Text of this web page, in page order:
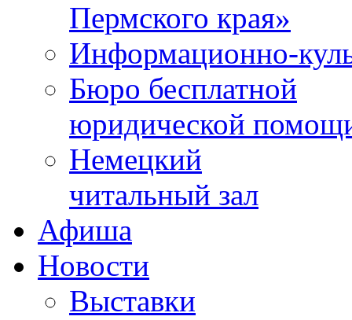
Пермского края»
Информационно-
Бюро бесплатной
юридической
Немецкий
читальный зал
Афиша
Новости
Выставки